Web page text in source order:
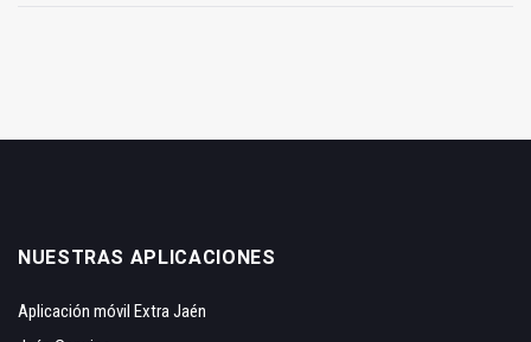
NUESTRAS APLICACIONES
Aplicación móvil Extra Jaén